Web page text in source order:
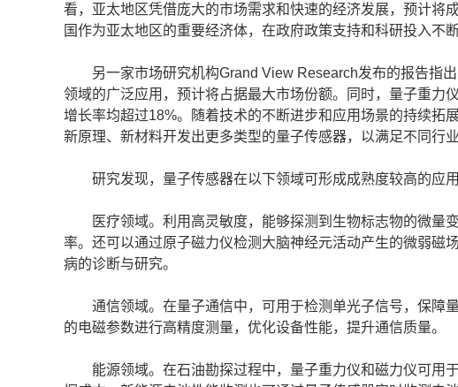
看，亚太地区凭借庞大的市场需求和快速的经济发展，预计将
国作为亚太地区的重要经济体，在政府政策支持和科研投入不
另一家市场研究机构Grand View Research发布的报告指出
领域的广泛应用，预计将占据最大市场份额。同时，量子重力
增长率均超过18%。随着技术的不断进步和应用场景的持续拓
新原理、新材料开发出更多类型的量子传感器，以满足不同行
研究发现，量子传感器在以下领域可形成成熟度较高的应用
医疗领域。利用高灵敏度，能够探测到生物标志物的微量
率。还可以通过原子磁力仪检测大脑神经元活动产生的微弱磁
病的诊断与研究。
通信领域。在量子通信中，可用于检测单光子信号，保障
的电磁参数进行高精度测量，优化设备性能，提升通信质量。
能源领域。在石油勘探过程中，量子重力仪和磁力仪可用